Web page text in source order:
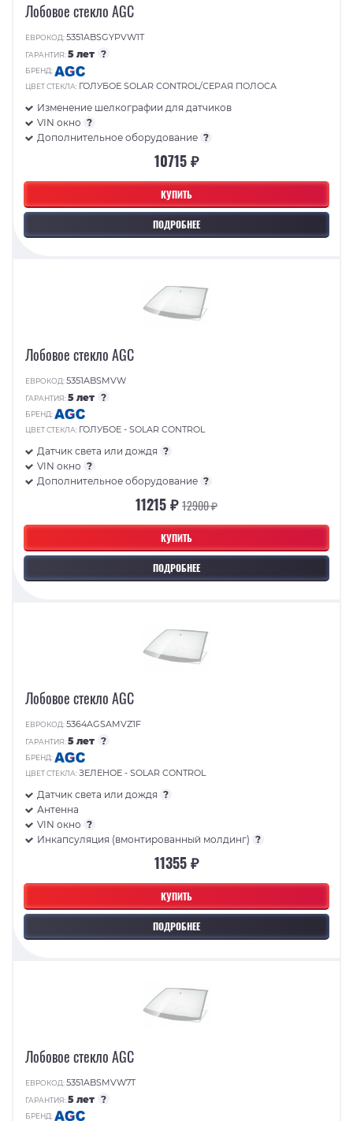
КУПИТЬ
ПОДРОБНЕЕ
Лобовое стекло AGC
ЕВРОКОД:5351ABSGYPVW1T
ГАРАНТИЯ:5 лет ?
БРЕНД:
ЦВЕТ СТЕКЛА: ГОЛУБОЕ SOLAR CONTROL/СЕРАЯ ПОЛОСА
Изменение шелкографии для датчиков
VIN окно ?
Дополнительное оборудование ?
10715 ₽
КУПИТЬ
ПОДРОБНЕЕ
Лобовое стекло AGC
ЕВРОКОД:5351ABSMVW
ГАРАНТИЯ:5 лет ?
БРЕНД:
ЦВЕТ СТЕКЛА: ГОЛУБОЕ - SOLAR CONTROL
Датчик света или дождя ?
VIN окно ?
Дополнительное оборудование ?
11215 ₽12900 ₽
КУПИТЬ
ПОДРОБНЕЕ
Лобовое стекло AGC
ЕВРОКОД:5364AGSAMVZ1F
ГАРАНТИЯ:5 лет ?
БРЕНД:
ЦВЕТ СТЕКЛА:ЗЕЛЕНОЕ - SOLAR CONTROL
Датчик света или дождя ?
Антенна
VIN окно ?
Инкапсуляция (вмонтированный молдинг) ?
11355 ₽
Лобовое стекло AGC
ЕВРОКОД:5351ABSMVW7T
ГАРАНТИЯ:5 лет ?
БРЕНД: